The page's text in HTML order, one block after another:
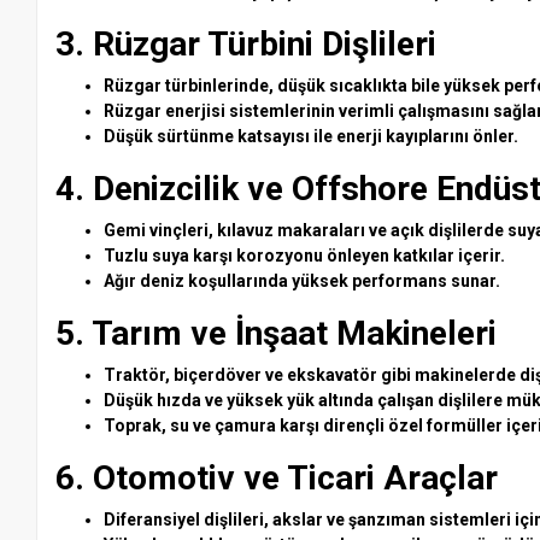
3. Rüzgar Türbini Dişlileri
Rüzgar türbinlerinde, düşük sıcaklıkta bile yüksek
Rüzgar enerjisi sistemlerinin verimli çalışmasını
Düşük sürtünme katsayısı ile enerji kayıplarını önler.
4. Denizcilik ve Offshore
Gemi vinçleri, kılavuz makaraları ve açık dişlilerde
Tuzlu suya karşı korozyonu önleyen katkılar içerir.
Ağır deniz koşullarında yüksek performans sunar.
5. Tarım ve İnşaat Makineleri
Traktör, biçerdöver ve ekskavatör gibi makinelerde
Düşük hızda ve yüksek yük altında çalışan dişlilere
Toprak, su ve çamura karşı dirençli özel formüller
6. Otomotiv ve Ticari Araçlar
Diferansiyel dişlileri, akslar ve şanzıman sistemleri